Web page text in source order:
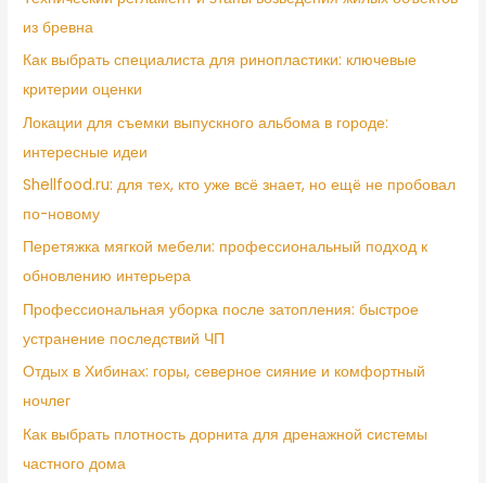
из бревна
Как выбрать специалиста для ринопластики: ключевые
критерии оценки
Локации для съемки выпускного альбома в городе:
интересные идеи
Shellfood.ru: для тех, кто уже всё знает, но ещё не пробовал
по-новому
Перетяжка мягкой мебели: профессиональный подход к
обновлению интерьера
Профессиональная уборка после затопления: быстрое
устранение последствий ЧП
Отдых в Хибинах: горы, северное сияние и комфортный
ночлег
Как выбрать плотность дорнита для дренажной системы
частного дома